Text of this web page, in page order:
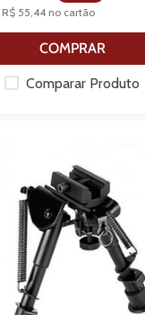
R$ 55 44 no cartão
COMPRAR
Comparar Produto